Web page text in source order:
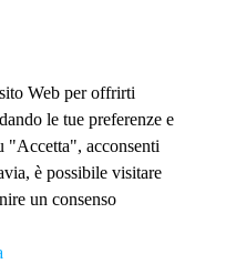
Web per offrirti
le tue preferenze e
"Accetta", acconsenti
è possibile visitare
un consenso